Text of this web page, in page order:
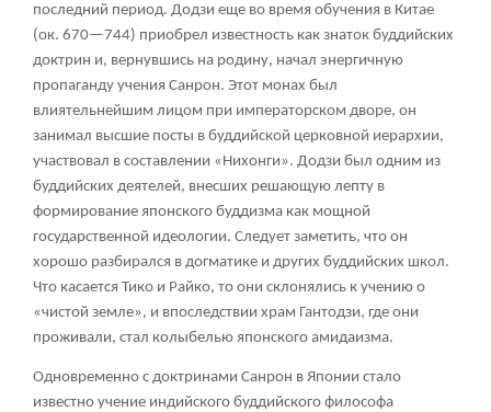
последний период. Додзи еще во время обучения в Китае
(ок. 670—744) приобрел известность как знаток буддийских
доктрин и, вернувшись на родину, начал энергичную
пропаганду учения Санрон. Этот монах был
влиятельнейшим лицом при императорском дворе, он
занимал высшие посты в буддийской церковной иерархии,
участвовал в составлении «Нихонги». Додзи был одним из
буддийских деятелей, внесших решающую лепту в
формирование японского буддизма как мощной
государственной идеологии. Следует заметить, что он
хорошо разбирался в догматике и других буддийских школ.
Что касается Тико и Райко, то они склонялись к учению о
«чистой земле», и впоследствии храм Гантодзи, где они
проживали, стал колыбелью японского амидаизма.
Одновременно с доктринами Санрон в Японии стало
известно учение индийского буддийского философа